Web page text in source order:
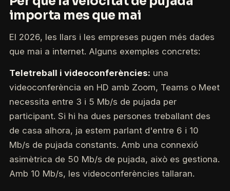
importa mes que mai
El 2026, les llars i les empreses pugen més dades
que mai a internet. Alguns exemples concrets:
Teletreball i videoconferències: una
videoconferència en HD amb Zoom, Teams o Meet
necessita entre 3 i 5 Mb/s de pujada per
participant. Si hi ha dues persones treballant des
de casa alhora, ja estem parlant d'entre 6 i 10
Mb/s de pujada constants. Amb una connexió
asimètrica de 50 Mb/s de pujada, això es gestiona.
Amb 10 Mb/s, les videoconferències tallaran.